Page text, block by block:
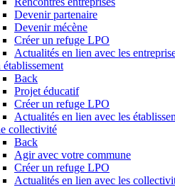
Devenir partenaire
Devenir mécène
Créer un refuge LPO
Actualités en lien avec les
établissement
Back
Projet éducatif
Créer un refuge LPO
Actualités en lien avec les
collectivité
Back
Agir avec votre commune
Créer un refuge LPO
Actualités en lien avec les